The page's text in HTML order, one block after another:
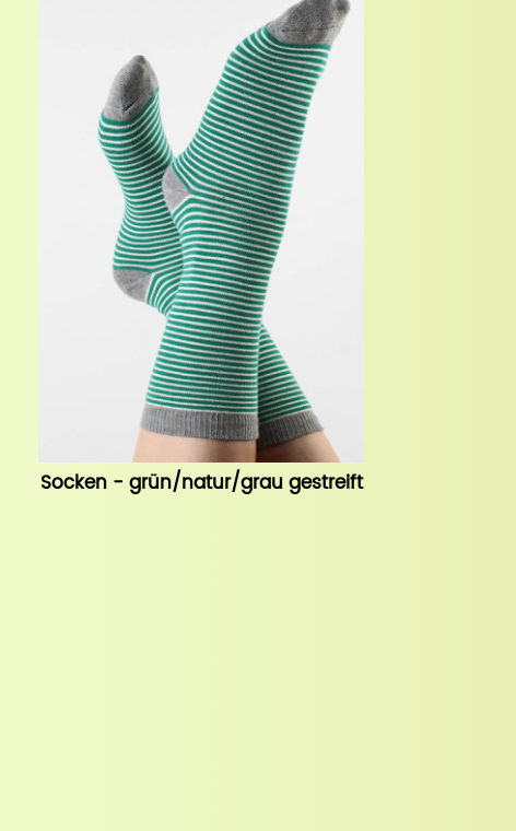
Socken - grün/natur/grau gestreift